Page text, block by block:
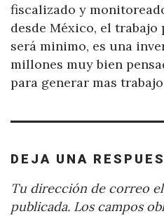
fiscalizado y
desde México, el trabajo
será minimo, es una
millones muy bien
para generar mas
DEJA UNA
Tu dirección de correo
publicada. Los campos